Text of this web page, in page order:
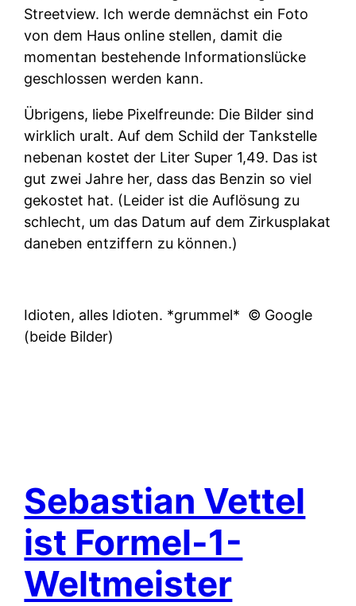
Streetview. Ich werde demnächst ein Foto
von dem Haus online stellen, damit die
momentan bestehende Informationslücke
geschlossen werden kann.
Übrigens, liebe Pixelfreunde: Die Bilder sind
wirklich uralt. Auf dem Schild der Tankstelle
nebenan kostet der Liter Super 1,49. Das ist
gut zwei Jahre her, dass das Benzin so viel
gekostet hat. (Leider ist die Auflösung zu
schlecht, um das Datum auf dem Zirkusplakat
daneben entziffern zu können.)
Idioten, alles Idioten. *grummel* © Google
(beide Bilder)
Sebastian Vettel
ist Formel-1-
Weltmeister